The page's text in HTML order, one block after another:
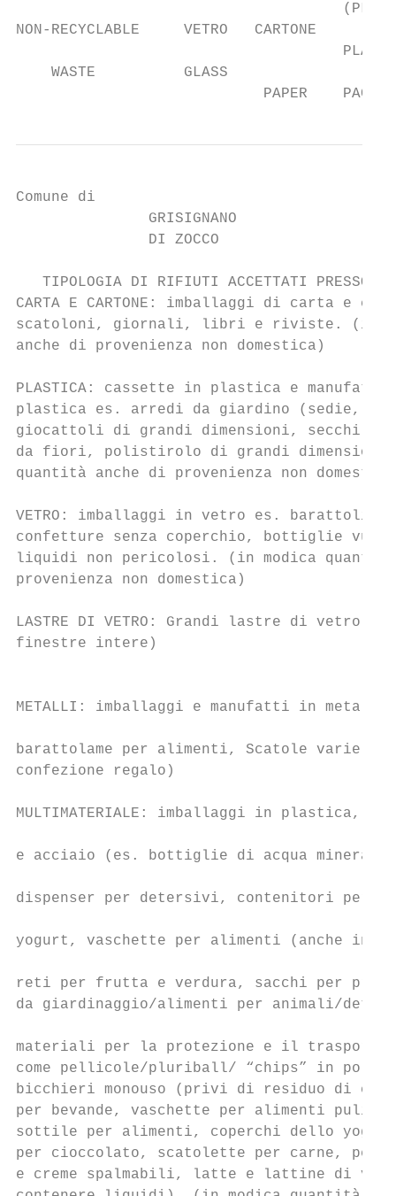
NON-RECYCLABLE     VETRO
WASTE          GLASS
PAPER
Comune di
               GRISIGNANO
               DI ZOCCO
TIPOLOGIA DI RIFIUTI ACCETTATI PRESSO
CARTA E CARTONE: imballaggi di carta
scatoloni, giornali, libri e riviste. (in
anche di provenienza non domestica)
PLASTICA: cassette in plastica e
plastica es. arredi da giardino (sedie,
giocattoli di grandi dimensioni, secchi,
da fiori, polistirolo di grandi
quantità anche di provenienza non
VETRO: imballaggi in vetro es. barattoli
confetture senza coperchio, bottiglie vuote
liquidi non pericolosi. (in modica quantità
provenienza non domestica)
LASTRE DI VETRO: Grandi lastre di vetro (NO
finestre intere)
METALLI: imballaggi e manufatti in
barattolame per alimenti, Scatole varie
confezione regalo)
MULTIMATERIALE: imballaggi in plastica,
e acciaio (es. bottiglie di acqua
dispenser per detersivi, contenitori per
yogurt, vaschette per alimenti (anche in
reti per frutta e verdura, sacchi per
da giardinaggio/alimenti per animali/
materiali per la protezione e il trasporto
come pellicole/pluriball/ “chips” in
bicchieri monouso (privi di residuo di
per bevande, vaschette per alimenti
sottile per alimenti, coperchi dello yogurt
per cioccolato, scatolette per carne,
e creme spalmabili, latte e lattine di vari